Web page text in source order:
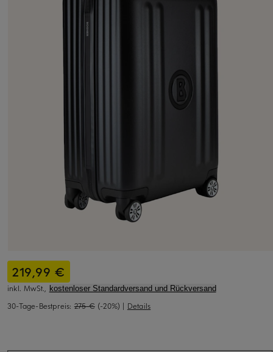
219,99 €
inkl. MwSt., kostenloser Standardversand und Rückversand
30-Tage-Bestpreis: 275 € (-20%) | Details